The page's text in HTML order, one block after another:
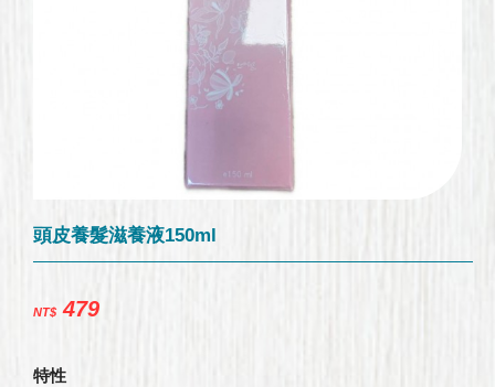
頭皮養髮滋養液150ml
NT$ 479
特性